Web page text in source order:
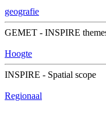
geografie
GEMET - INSPIRE
Hoogte
INSPIRE - Spatial scope
Regionaal